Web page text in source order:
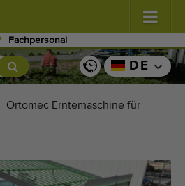
Fachpersonal
(587) DE
Ortomec Erntemaschine für